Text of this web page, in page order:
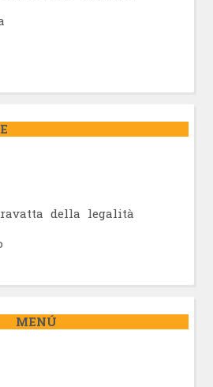
della legalità
MENÚ